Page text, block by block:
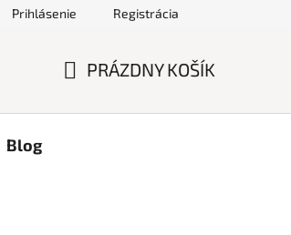
Prihlásenie Registrácia
PRÁZDNY KOŠÍK
Blog